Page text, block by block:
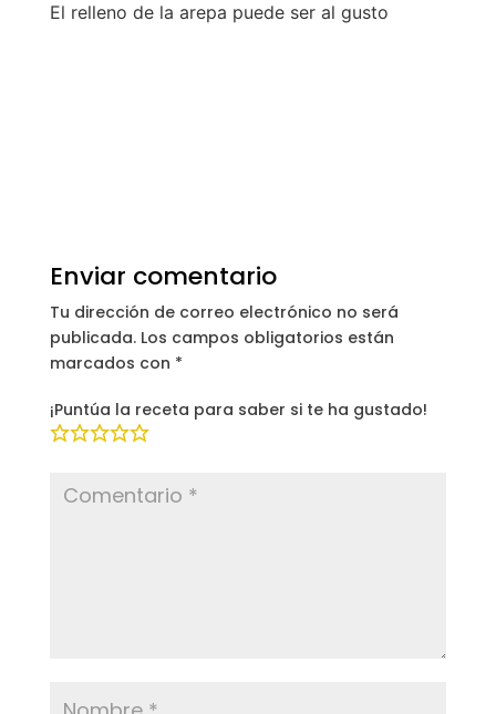
El relleno de la arepa puede ser al gusto
Enviar comentario
Tu dirección de correo electrónico no será
publicada. Los campos obligatorios están
marcados con *
¡Puntúa la receta para saber si te ha gustado!